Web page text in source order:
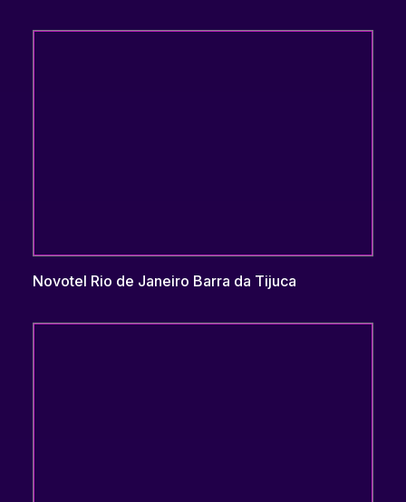
Novotel Rio de Janeiro Barra da Tijuca